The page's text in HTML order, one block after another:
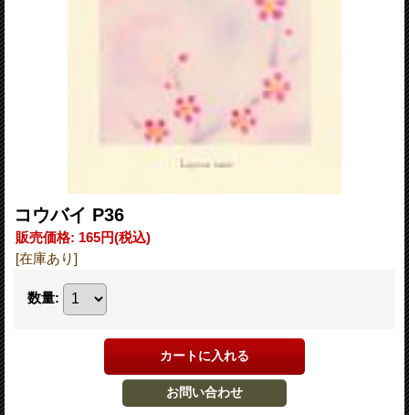
コウバイ P36
販売価格: 165円(税込)
[在庫あり]
数量: